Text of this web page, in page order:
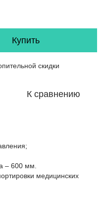
Купить
скидки
К сравнению
– 600 мм.
медицинских